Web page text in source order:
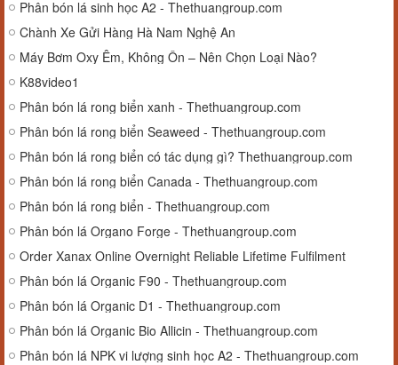
Phân bón lá sinh học A2 - Thethuangroup.com
Chành Xe Gửi Hàng Hà Nam Nghệ An
Máy Bơm Oxy Êm, Không Ồn – Nên Chọn Loại Nào?
K88video1
Phân bón lá rong biển xanh - Thethuangroup.com
Phân bón lá rong biển Seaweed - Thethuangroup.com
Phân bón lá rong biển có tác dụng gì? Thethuangroup.com
Phân bón lá rong biển Canada - Thethuangroup.com
Phân bón lá rong biển - Thethuangroup.com
Phân bón lá Organo Forge - Thethuangroup.com
Order Xanax Online Overnight Reliable Lifetime Fulfilment
Phân bón lá Organic F90 - Thethuangroup.com
Phân bón lá Organic D1 - Thethuangroup.com
Phân bón lá Organic Bio Allicin - Thethuangroup.com
Phân bón lá NPK vi lượng sinh học A2 - Thethuangroup.com